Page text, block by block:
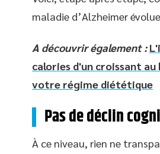
maladie d’Alzheimer
A découvrir également :
calories d'un croissant au
votre régime diététique
Pas de déclin
À ce niveau, rien ne